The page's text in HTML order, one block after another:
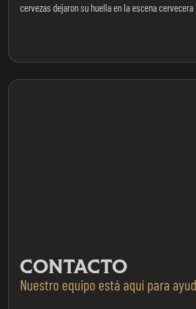
cervezas dejaron su huella en la escena
CONTACTO
Nuestro equipo está aquí para